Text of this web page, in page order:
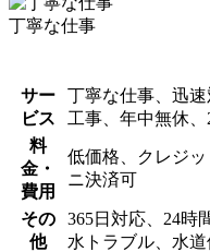
丁寧な仕事
サー
ビス
丁寧な仕事、迅
工事、年中無休
料
金・
費用
低価格、クレジ
ニ決済可
その
他
365日対応、24時
水トラブル、水